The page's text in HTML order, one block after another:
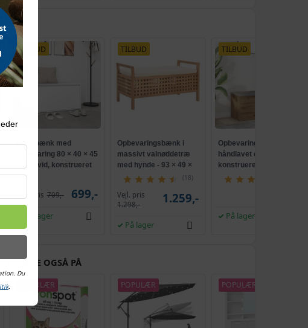
TILBUD
Entrébænk med
opbevaring 80 × 40 × 45
cm - hvid, konstrueret
træ
Vejl. pris 709,- 699,-
På lager
TILBUD
Opbevaringsbænk i
massivt valnøddetræ
med hynde - 93 × 49 ×
49 cm
(18)
Vejl. pris
1.298,-
1.259,-
På lager
TILBUD
Opbevaringsbænk i
håndlavet eg -
konstrueret træ,
102×42×45 cm med
På lager
OGSÅ PÅ
POPULÆR POPULÆR POPULÆR
Du
.